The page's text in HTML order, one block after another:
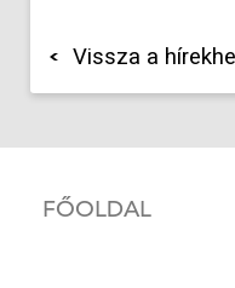
Vissza a
FŐOLDAL